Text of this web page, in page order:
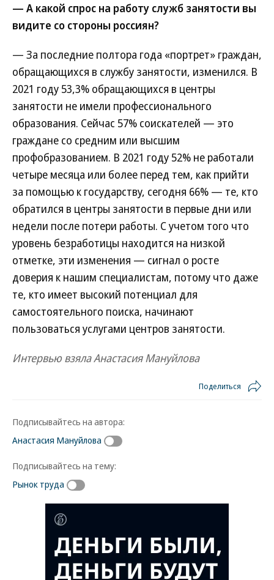
— А какой спрос на работу служб занятости вы
видите со стороны россиян?
— За последние полтора года «портрет» граждан,
обращающихся в службу занятости, изменился. В
2021 году 53,3% обращающихся в центры
занятости не имели профессионального
образования. Сейчас 57% соискателей — это
граждане со средним или высшим
профобразованием. В 2021 году 52% не работали
четыре месяца или более перед тем, как прийти
за помощью к государству, сегодня 66% — те, кто
обратился в центры занятости в первые дни или
недели после потери работы. С учетом того что
уровень безработицы находится на низкой
отметке, эти изменения — сигнал о росте
доверия к нашим специалистам, потому что даже
те, кто имеет высокий потенциал для
самостоятельного поиска, начинают
пользоваться услугами центров занятости.
Интервью взяла Анастасия Мануйлова
Поделиться
Подписывайтесь на автора:
Анастасия Мануйлова
Подписывайтесь на тему:
Рынок труда